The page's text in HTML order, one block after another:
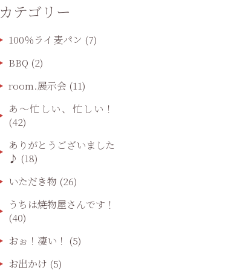
カテゴリー
100％ライ麦パン (7)
BBQ (2)
room.展示会 (11)
あ〜忙しい、忙しい！
(42)
ありがとうございました
♪ (18)
いただき物 (26)
うちは焼物屋さんです！
(40)
おぉ！凄い！ (5)
お出かけ (5)